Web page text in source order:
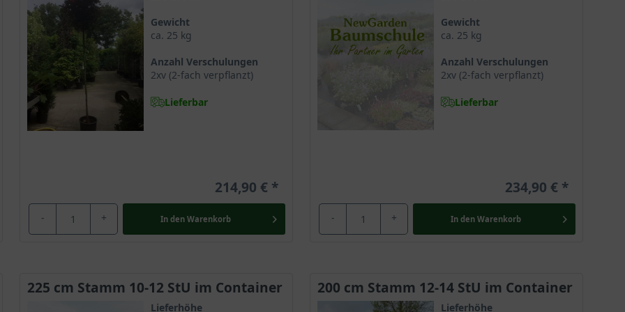
Kontraste
an den Boden
’Crimson Sentry‘
ein durch gezielte Veredelung entstandener Kugelahorn, der mit seiner wunderschönen, roten Blattfärbung und einem
von Natur aus eine kugelförmig wachsende Baumkrone, welche auch ohne den regelmäßigen Einsatz einer
Gewicht
ca. 25 kg
Anzahl Verschulungen
2xv (2-fach verpflanzt)
Lieferbar
214,90 €
- + In den Warenkorb
Gewicht
ca. 25 kg
Anzahl Verschulungen
2xv (2-fach verpflanzt)
Lieferbar
234,90 €
- + In den Warenkorb
225 cm Stamm 10-12 StU im Container
Lieferhöhe
200 cm Stamm 12-14 StU im Container
Lieferhöhe